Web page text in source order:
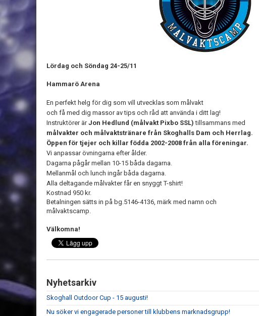
Lördag och Söndag 24-25/11
Hammarö Arena
En perfekt helg för dig som vill utvecklas som målvakt
och få med dig massor av tips och råd att använda i ditt lag!
Instruktörer ärJon Hedlund (målvakt Pixbo SSL) tillsammans med
målvakter och målvaktstränare från Skoghalls Dam och Herrlag.
Öppen för tjejer och killar födda 2002-2008 från alla föreningar.
Vi anpassar övningarna efter ålder.
Dagarna pågår mellan 10-15 båda dagarna.
Mellanmål och lunch ingår båda dagarna.
Alla deltagande målvakter får en snyggt T-shirt!
Kostnad 950 kr.
Betalningen sätts in på bg.5146-4136, märk med namn och
målvaktscamp.
Välkomna!
Nyhetsarkiv
Skoghall Outdoor Cup - 15 augusti!
Nu söker vi engagerade personer till klubbens marknadsgrupp!